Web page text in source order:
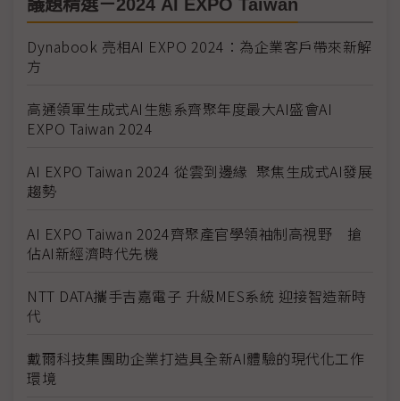
議題精選－2024 AI EXPO Taiwan
Dynabook 亮相AI EXPO 2024：為企業客戶帶來新解
方
高通領軍生成式AI生態系齊聚年度最大AI盛會AI
EXPO Taiwan 2024
AI EXPO Taiwan 2024 從雲到邊緣 聚焦生成式AI發展
趨勢
AI EXPO Taiwan 2024齊聚產官學領袖制高視野 搶
佔AI新經濟時代先機
NTT DATA攜手吉嘉電子 升級MES系統 迎接智造新時
代
戴爾科技集團助企業打造具全新AI體驗的現代化工作
環境